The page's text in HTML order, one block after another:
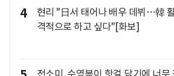
4
현리 "日서 태어나 배우 데뷔…韓
격적으로 하고 싶다"[화보]
전소미, 수영복이 핫걸 담기에 너무